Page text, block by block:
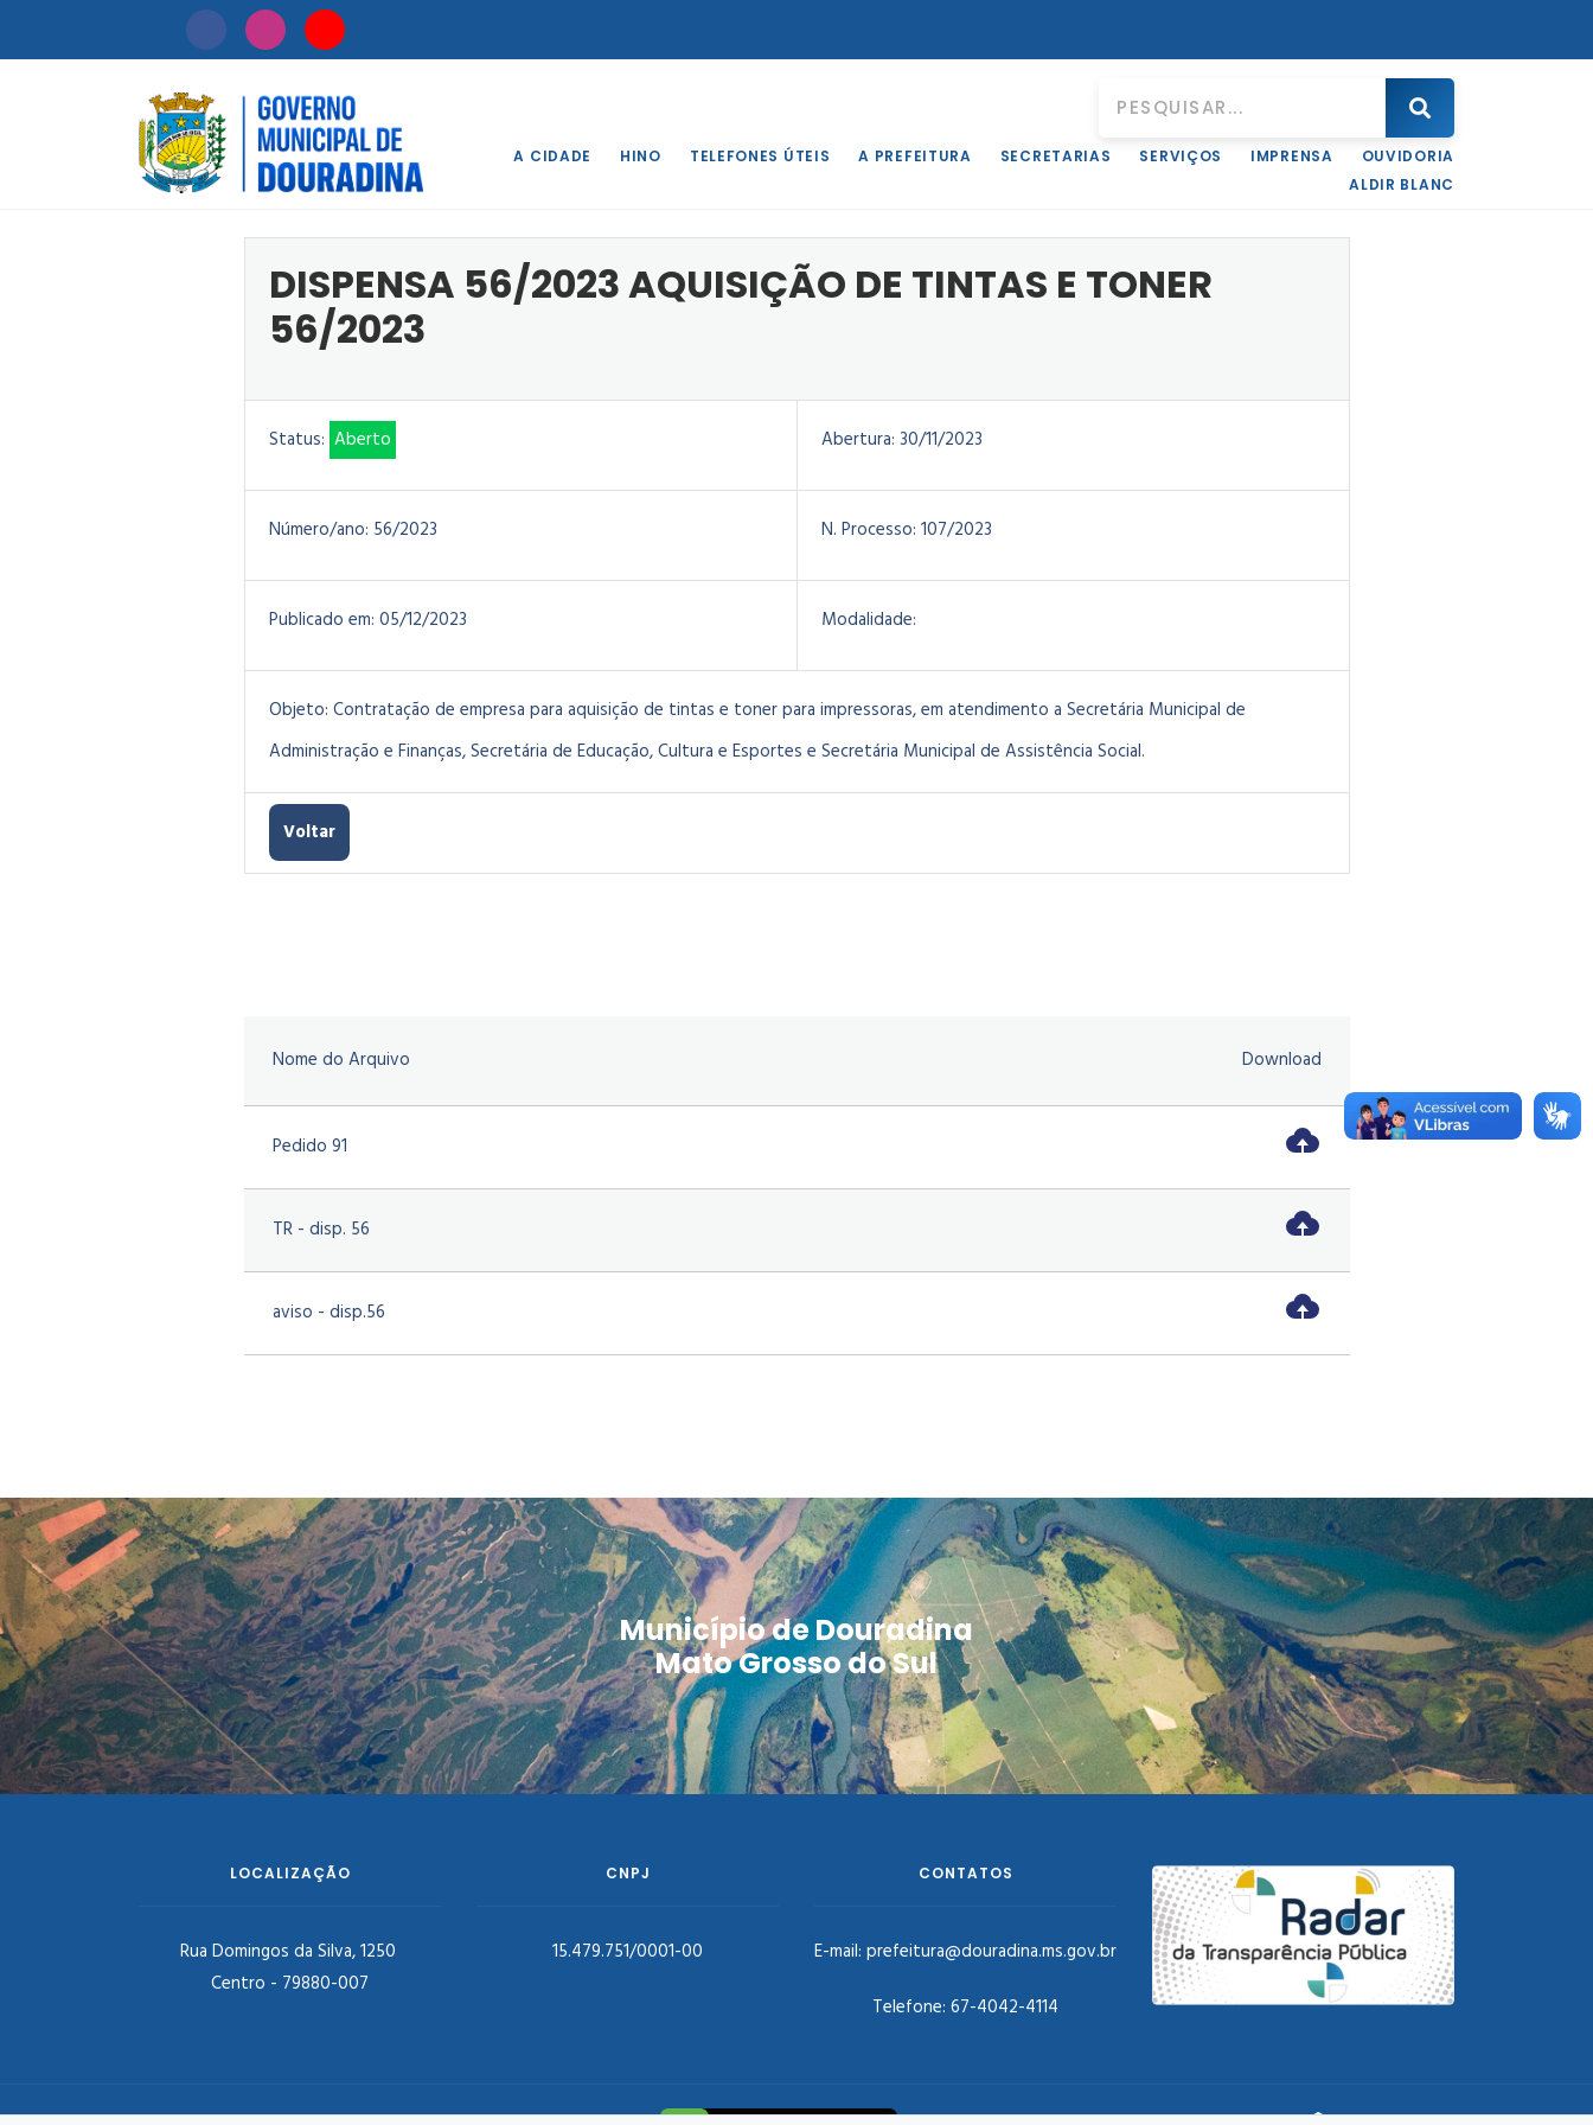
A CIDADE HINO TELEFONES ÚTEIS A PREFEITURA SECRETARIAS SERVIÇOS IMPRENSA
OUVIDORIA
ALDIR BLANC
Início
DISPENSA 56/2023 AQUISIÇÃO DE TINTAS E TONER
56/2023
Status: Aberto Abertura: 30/11/2023
Número/ano: 56/2023 N. Processo: 107/2023
Publicado em: 05/12/2023 Modalidade:
Objeto: Contratação de empresa para aquisição de tintas e toner para impressoras, em atendimento a Secretária Municipal de
Administração e Finanças, Secretária de Educação, Cultura e Esportes e Secretária Municipal de Assistência Social.
Voltar
Nome do Arquivo Download
Pedido 91
TR - disp. 56
aviso - disp.56
Município de Douradina
Mato Grosso do Sul
LOCALIZAÇÃO
Rua Domingos da Silva, 1250
Centro - 79880-007
CNPJ
15.479.751/0001-00
CONTATOS
E-mail: prefeitura@douradina.ms.gov.br
Telefone: 67-4042-4114